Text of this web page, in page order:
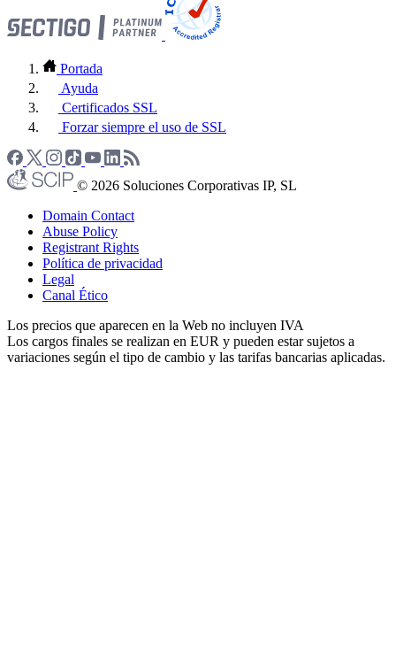
Portada
Ayuda
Certificados SSL
Forzar siempre el uso de SSL
© 2026 Soluciones Corporativas IP, SL
Domain Contact
Abuse Policy
Registrant Rights
Política de privacidad
Legal
Canal Ético
Los precios que aparecen en la Web no incluyen IVA
Los cargos finales se realizan en EUR y pueden estar sujetos a
variaciones según el tipo de cambio y las tarifas bancarias aplicadas.